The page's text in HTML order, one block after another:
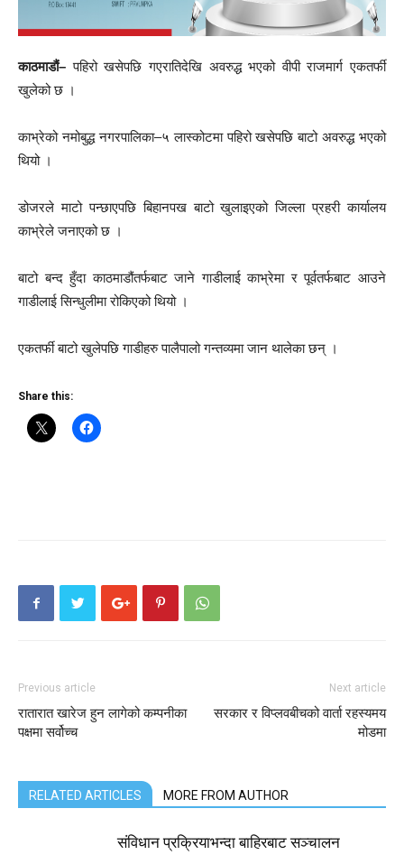
काठमाडौं– पहिरो खसेपछि गएरातिदेखि अवरुद्ध भएको वीपी राजमार्ग एकतर्फी
खुलेको छ ।
काभ्रेको नमोबुद्ध नगरपालिका–५ लास्कोटमा पहिरो खसेपछि बाटो अवरुद्ध भएको
थियो ।
डोजरले माटो पन्छाएपछि बिहानपख बाटो खुलाइएको जिल्ला प्रहरी कार्यालय
काभ्रेले जनाएको छ ।
बाटो बन्द हुँदा काठमाडौंतर्फबाट जाने गाडीलाई काभ्रेमा र पूर्वतर्फबाट आउने
गाडीलाई सिन्धुलीमा रोकिएको थियो ।
एकतर्फी बाटो खुलेपछि गाडीहरु पालैपालो गन्तव्यमा जान थालेका छन् ।
Share this:
Previous article
रातारात खारेज हुन लागेको कम्पनीका
पक्षमा सर्वोच्च
Next article
सरकार र विप्लवबीचको वार्ता रहस्यमय
मोडमा
RELATED ARTICLES MORE FROM AUTHOR
संविधान प्रक्रियाभन्दा बाहिरबाट सञ्चालन